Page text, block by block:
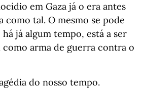
em Gaza já o era antes
como tal. O mesmo se pode
já algum tempo, está a ser
arma de guerra contra o
do nosso tempo.